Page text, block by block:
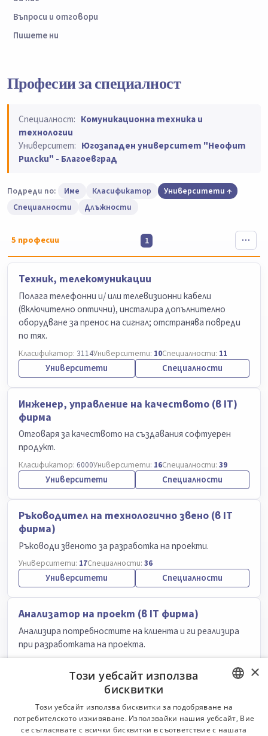
Въпроси и отговори
Пишете ни
Професии за специалност
Специалност: Комуникационна техника и
технологии
Университет: Югозападен университет "Неофит
Рилски" - Благоевград
Подреди по: Име Класификатор
Университети
Специалности
Длъжности
5 професии 1
Техник, телекомуникации
Полага телефонни и/ или телевизионни кабели
(включително оптични), инсталира допълнително
оборудване за пренос на сигнал; отстранява повреди
по тях.
Класификатор: 3114Университети: 10Специалности: 11
Университети Специалности
Инжeнер, управление на качеството (в IТ)
фирма
Отговаря за качеството на създавания софтуерен
продукт.
Класификатор: 6000Университети: 16Специалности: 39
Университети Специалности
Ръководител на технологично звено (в IT
фирма)
Ръководи звеното за разработка на проекти.
Университети: 17Специалности: 36
Университети Специалности
Анализатор на проект (в IT фирма)
Анализира потребностите на клиента и ги реализира
при разработката на проекта.
Класификатор:6000Университети:19Специалности:53
Университети Специалности
Инженер, главен
Планира, организира, ръководи и контролира
BULGARIAN
ENGLISH
×
Този уебсайт използва
бисквитки
Този уебсайт използва бисквитки за подобряване на
потребителското изживяване. Използвайки нашия уебсайт, Вие
се съгласявате с всички бисквитки в съответствие с нашата